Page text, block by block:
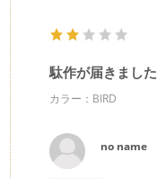
駄作が届きました
カラー：BIRD
no name